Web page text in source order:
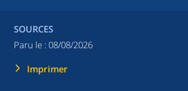
SOURCES
Paru le : 08/08/2026
Imprimer